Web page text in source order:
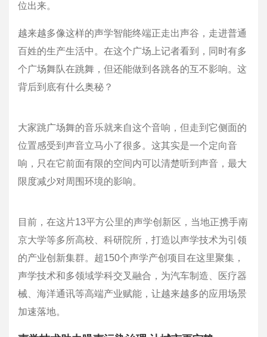
位出来。
越来越多像这样的声学智能终端正走出声谷，走进普通
百姓的生产生活中。在这个广场上记者看到，同时有多
个广场舞队在跳舞，但还能做到各跳各的互不影响。这
背后到底有什么奥秘？
大家跳广场舞的音乐就来自这个音响，但走到它侧面的
位置感受到声音立马小了很多。这其实是一个定向音
响，只在它前面有限的空间内可以清楚听到声音，最大
限度减少对周围环境的影响。
目前，在这片13平方公里的声学创新区，当地正携手南
京大学等多所高校、科研院所，打造以声学技术为引领
的产业创新集群。超150个声学产创项目在这里聚集，
声学技术和多领域学科交叉融合，为汽车制造、医疗器
械、海洋通讯等高端产业赋能，让越来越多的应用场景
加速落地。